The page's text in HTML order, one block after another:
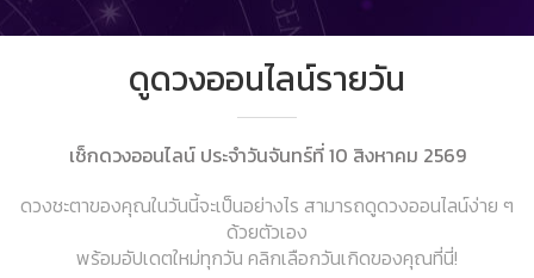
ดูดวงออนไลน์รายวัน
เช็กดวงออนไลน์ ประจำวันจันทร์ที่ 10 สิงหาคม 2569
ดวงชะตาของคุณในวันนี้จะเป็นอย่างไร สามารถดูดวงออนไลน์ง่าย ๆ
ด้วยตัวเอง
พร้อมอัปเดตใหม่ทุกวัน คลิกเลือกวันเกิดของคุณที่นี่!